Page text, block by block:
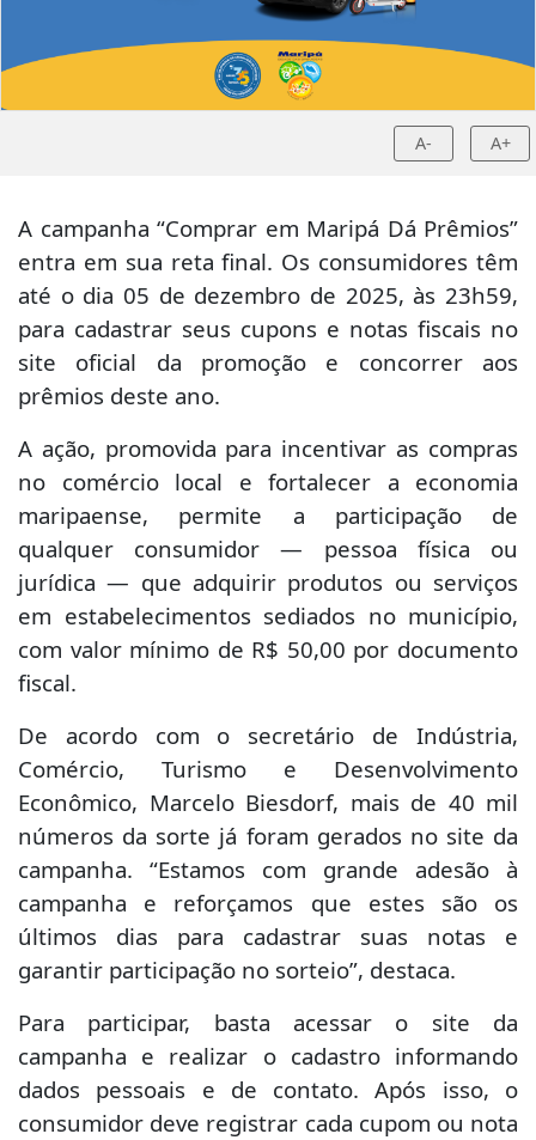
A- A+
A campanha “Comprar em Maripá Dá Prêmios”
entra em sua reta final. Os consumidores têm
até o dia 05 de dezembro de 2025, às 23h59,
para cadastrar seus cupons e notas fiscais no
site oficial da promoção e concorrer aos
prêmios deste ano.
A ação, promovida para incentivar as compras
no comércio local e fortalecer a economia
maripaense, permite a participação de
qualquer consumidor — pessoa física ou
jurídica — que adquirir produtos ou serviços
em estabelecimentos sediados no município,
com valor mínimo de R$ 50,00 por documento
fiscal.
De acordo com o secretário de Indústria,
Comércio, Turismo e Desenvolvimento
Econômico, Marcelo Biesdorf, mais de 40 mil
números da sorte já foram gerados no site da
campanha. “Estamos com grande adesão à
campanha e reforçamos que estes são os
últimos dias para cadastrar suas notas e
garantir participação no sorteio”, destaca.
Para participar, basta acessar o site da
campanha e realizar o cadastro informando
dados pessoais e de contato. Após isso, o
consumidor deve registrar cada cupom ou nota